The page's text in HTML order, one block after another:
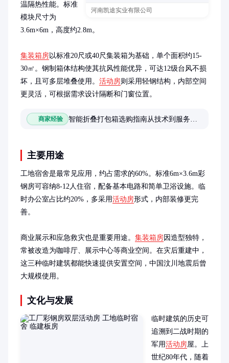
河南凯途实业有限公司
温隔热性能。标准
模块尺寸为
3.6m×6m，高度约2.8m。
集装箱房以标准20尺或40尺集装箱为基础，单个面积约15-
30㎡。钢制箱体结构使其抗风性能优异，可达12级台风不损
坏，且可多层堆叠使用。 活动房则采用轻钢结构，内部空间
更灵活，可根据需求设计隔断和门窗位置。
商家经验
主要用途
工地宿舍是最常见应用，约占需求的60%。标准6m×3.6m彩
钢房可容纳8-12人住宿，配备基本电路和简单卫浴设施。临
时办公室占比约20%，多采用活动房形式，内部装修更完
善。
商业展示和应急救灾也是重要用途。 集装箱房因造型独特，
常被改造为咖啡厅、展示中心等商业空间。在灾后重建中，
这三种临时建筑都能快速提供安置空间，中国汶川地震后曾
大规模使用。
文化与发展
临时建筑的历史可
追溯到二战时期的
军用活动房屋。上
世纪80年代，随着